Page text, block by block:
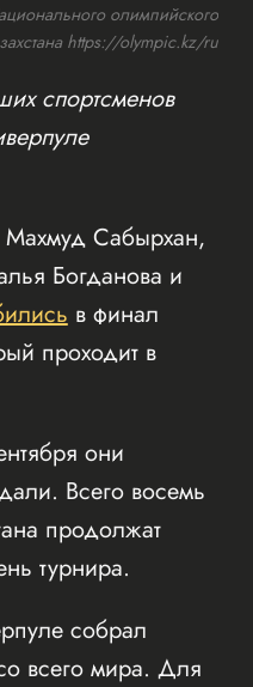
олимпийского
https://olympic.kz/ru
спортсменов
Махмуд Сабырхан,
Богданова и
в финал
проходит в
они
Всего восемь
продолжат
турнира.
собрал
всего мира. Для